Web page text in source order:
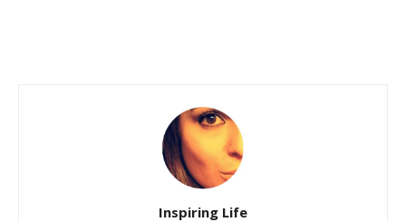
Inspiring Life